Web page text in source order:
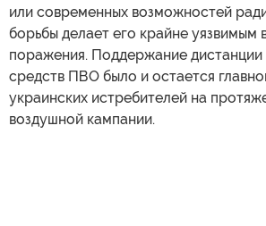
или современных возможностей
борьбы делает его крайне уязвимым
поражения. Поддержание дистанции
средств ПВО было и остается
украинских истребителей на
воздушной кампании.